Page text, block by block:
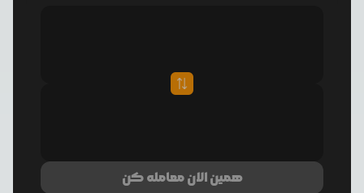
همین الان معامله کن